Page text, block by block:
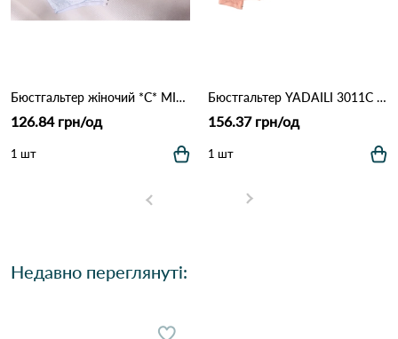
Бюстгальтер жіночий *C* MIS AITOR 8016 3.3 Білий
126.84 грн/од
1 шт
Бюстгальтер YADAILI 3011С 2,2 Персиковий
156.37 грн/од
1 шт
Недавно переглянуті: